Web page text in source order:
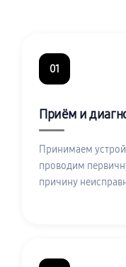
01
Приём и
Принимаем
проводим
причину